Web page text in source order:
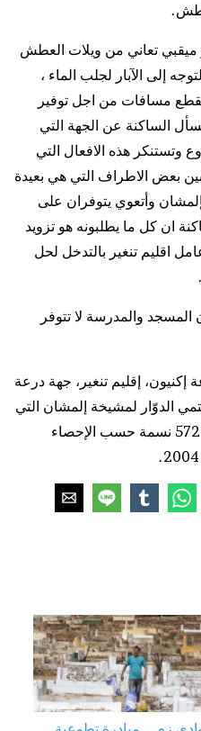
ميقبي تعاني من ويلات العطش
إلى الآبار لجلب الماء ،
مسافات من اجل توفير
الساكنة عن الجهة التي
وتستنكر هذه الافعال التي
بعض الاطراف التي هي بعيدة
وأتعوي يتوفران على
ان كل ما يطلبونه هو تزويد
اقليم تنغير بالتدخل لحل
المسجد والمدرسة لا تتوفر
إكنيون، إقليم تنغير، جهة درعة
الدوّار لمشيخة إلمشان التي
تضم 17 دوار. يقدر عدد سكانه بـ 572 نسمة حسب الإحصاء